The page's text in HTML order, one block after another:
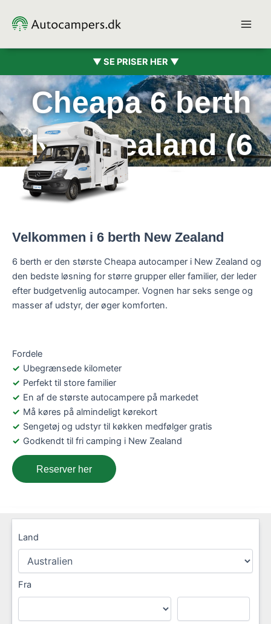
▼ SE PRISER HER ▼
Cheapa 6 berth
New Zealand (6
pers.)
Velkommen i 6 berth New Zealand
6 berth er den største Cheapa autocamper i New Zealand og
den bedste løsning for større grupper eller familier, der leder
efter budgetvenlig autocamper. Vognen har seks senge og
masser af udstyr, der øger komforten.
Fordele
Ubegrænsede kilometer
Perfekt til store familier
En af de største autocampere på markedet
Må køres på almindeligt kørekort
Sengetøj og udstyr til køkken medfølger gratis
Godkendt til fri camping i New Zealand
Reserver her
Land
Fra